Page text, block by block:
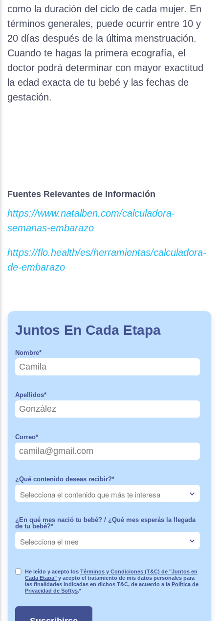
como la duración del ciclo de cada mujer. En
términos generales, puede ocurrir entre 10 y
20 días después de la última menstruación.
Cuando te hagas la primera ecografía, el
doctor podrá determinar con mayor exactitud
la edad exacta de tu bebé y las fechas de
gestación.
Fuentes Relevantes de Información
https://www.natalben.com/calculadora-
semanas-embarazo
https://flo.health/es/herramientas/calculadora-
de-embarazo
Juntos En Cada Etapa
Nombre*
Apellidos*
Correo*
¿Qué contenido deseas recibir?*
¿En qué mes nació tu bebé? / ¿Qué mes esperás la llegada
de tu bebé?*
He leído y acepto los Términos y Condiciones (T&C) de "Juntos en
Cada Etapa" y acepto el tratamiento de mis datos personales para
las finalidades indicadas en dichos T&C, de acuerdo a la Política de
Privacidad de Softys.*